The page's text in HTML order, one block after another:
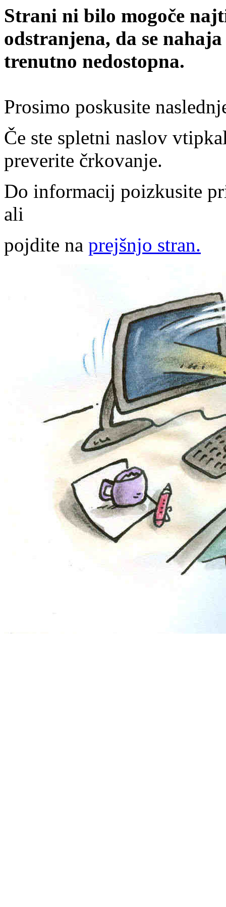
Strani ni bilo mogoče
odstranjena, da se
trenutno nedostopna.
Prosimo poskusite
Če ste spletni naslov
preverite črkovanje.
Do informacij poizkusite
ali
pojdite na prejšnjo stran.